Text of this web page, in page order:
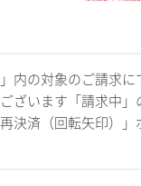
」内の対象のご請求
ざいます「請求中」
決済（回転矢印）」